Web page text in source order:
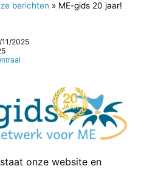
berichten » ME-gids 20 jaar!
11/2025
onze website en